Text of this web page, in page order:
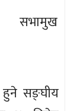
सभामुख
हुने सङ्घीय